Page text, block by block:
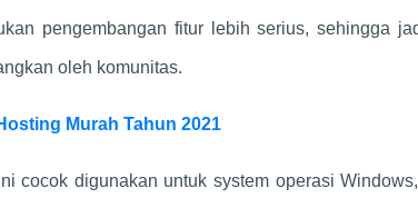
pengembangan fitur lebih serius, sehingga
oleh komunitas.
Murah Tahun 2021
cocok digunakan untuk system operasi